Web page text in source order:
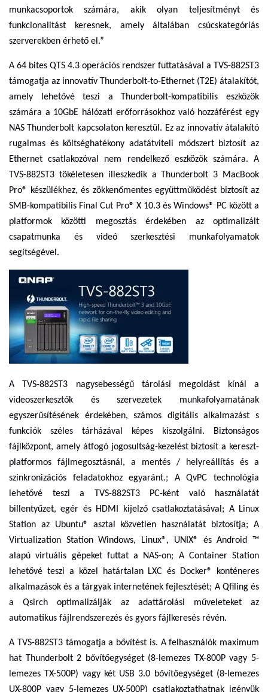
munkacsoportok számára, akik olyan teljesítményt és
funkcionalitást keresnek, amely általában csúcskategóriás
szerverekben érhető el.”
A 64 bites QTS 4.3 operációs rendszer futtatásával a TVS-882ST3
támogatja az innovatív Thunderbolt-to-Ethernet (T2E) átalakítót,
amely lehetővé teszi a Thunderbolt-kompatibilis eszközök
számára a 10GbE hálózati erőforrásokhoz való hozzáférést egy
NAS Thunderbolt kapcsolaton keresztül. Ez az innovatív átalakító
rugalmas és költséghatékony adatátviteli módszert biztosít az
Ethernet csatlakozóval nem rendelkező eszközök számára. A
TVS-882ST3 tökéletesen illeszkedik a Thunderbolt 3 MacBook
Pro® készülékhez, és zökkenőmentes együttműködést biztosít az
SMB-kompatibilis Final Cut Pro® X 10.3 és Windows® PC között a
platformok közötti megosztás érdekében az optimalizált
csapatmunka és videó szerkesztési munkafolyamatok
segítségével.
A TVS-882ST3 nagysebességű tárolási megoldást kínál a
videoszerkesztők és szervezetek munkafolyamatának
egyszerűsítésének érdekében, számos digitális alkalmazást s
funkciók széles tárházával képes kiszolgálni. Biztonságos
fájlközpont, amely átfogó jogosultság-kezelést biztosít a kereszt-
platformos fájlmegosztásnál, a mentés / helyreállítás és a
szinkronizációs feladatokhoz egyaránt.; A QvPC technológia
lehetővé teszi a TVS-882ST3 PC-ként való használatát
billentyűzet, egér és HDMI kijelző csatlakoztatásával; A Linux
Station az Ubuntu® asztal közvetlen használatát biztosítja; A
Virtualization Station Windows, Linux®, UNIX® és Android ™
alapú virtuális gépeket futtat a NAS-on; A Container Station
lehetővé teszi a közel határtalan LXC és Docker® konténeres
alkalmazások és a tárgyak internetének fejlesztését; A Qfiling és
a Qsirch optimalizálják az adattárolási műveleteket az
automatikus fájlrendszerezés és gyors fájlkeresés révén.
A TVS-882ST3 támogatja a bővítést is. A felhasználók maximum
hat Thunderbolt 2 bővítőegységet (8-lemezes TX-800P vagy 5-
lemezes TX-500P) vagy két USB 3.0 bővítőegységet (8-lemezes
UX-800P vagy 5-lemezes UX-500P) csatlakoztathatnak igényük